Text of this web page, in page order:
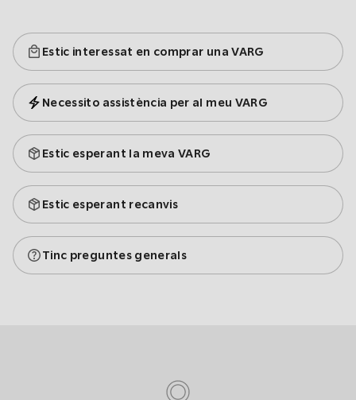
Estic interessat en comprar una VARG
Necessito assistència per al meu VARG
Estic esperant la meva VARG
Estic esperant recanvis
Tinc preguntes generals